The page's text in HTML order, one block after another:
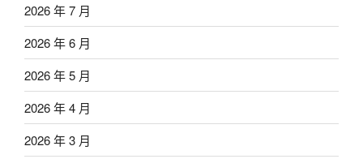
2026 年 7 月
2026 年 6 月
2026 年 5 月
2026 年 4 月
2026 年 3 月